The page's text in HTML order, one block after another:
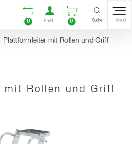
Vergleichsliste öffnen
0
Benutzerkonto
Profil
Warenkorb
0 Suche Menü
Plattformleiter mit Rollen und Griff
mit Rollen und Griff